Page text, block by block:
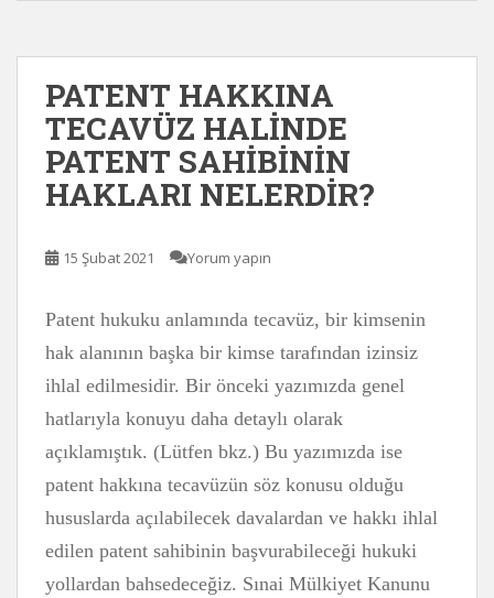
PATENT HAKKINA
TECAVÜZ HALİNDE
PATENT SAHİBİNİN
HAKLARI NELERDİR?
15 Şubat 2021 Yorum yapın
Patent hukuku anlamında tecavüz, bir kimsenin
hak alanının başka bir kimse tarafından izinsiz
ihlal edilmesidir. Bir önceki yazımızda genel
hatlarıyla konuyu daha detaylı olarak
açıklamıştık. (Lütfen bkz.) Bu yazımızda ise
patent hakkına tecavüzün söz konusu olduğu
hususlarda açılabilecek davalardan ve hakkı ihlal
edilen patent sahibinin başvurabileceği hukuki
yollardan bahsedeceğiz. Sınai Mülkiyet Kanunu